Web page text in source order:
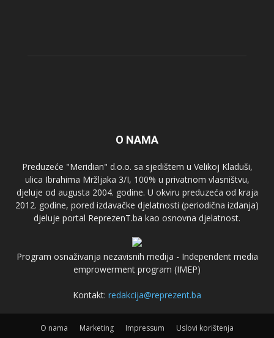
O NAMA
Preduzeće "Meridian" d.o.o. sa sjedištem u Velikoj Kladuši,
ulica Ibrahima Mržljaka 3/I, 100% u privatnom vlasništvu,
djeluje od augusta 2004. godine. U okviru preduzeća od kraja
2012. godine, pored izdavačke djelatnosti (periodična izdanja)
djeluje portal ReprezenT.ba kao osnovna djelatnost.
Program osnaživanja nezavisnih medija - Independent media
emprowerment program (IMEP)
Kontakt: redakcija@reprezent.ba
O nama Marketing Impressum Uslovi korištenja